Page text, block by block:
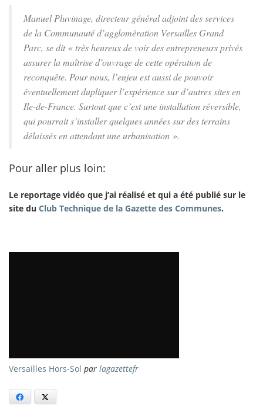
Manuel Pluvinage, directeur général adjoint des services
de la Communauté d’agglomération Versailles Grand
Parc, se dit « très heureux de voir des entrepreneurs privés
assurer la maîtrise d’ouvrage de cette opération de
reconquête. Pour nous, l’enjeu est aussi de pouvoir
éventuellement dupliquer l’expérience sur d’autres sites en
Ile-de-France. Surtout que c’est une installation réversible,
qui pourrait s’installer quelques années sur des terrains
délaissés en attendant une urbanisation ».
Pour aller plus loin:
Le reportage vidéo que j’ai réalisé et qui a été publié sur le
site du Club Technique de la Gazette des Communes.
Versailles Hors-Sol par lagazettefr
Facebook